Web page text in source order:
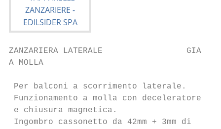
ZANZARIERA LATERALE                 GIADA
A MOLLA
Per balconi a scorrimento laterale.
Funzionamento a molla con deceleratore
e chiusura magnetica.
Ingombro cassonetto da 42mm + 3mm di